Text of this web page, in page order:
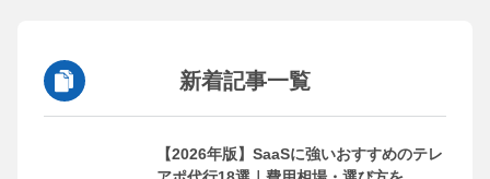
新着記事一覧
【2026年版】SaaSに強いおすすめのテレ